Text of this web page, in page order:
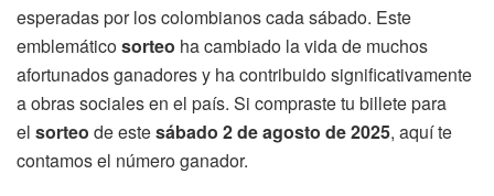
esperadas por los colombianos cada sábado. Este
emblemáticosorteo ha cambiado la vida de muchos
afortunados ganadores y ha contribuido significativamente
a obras sociales en el país. Si compraste tu billete para
el sorteo de estesábado 2 de agosto de 2025, aquí te
contamos el número ganador.